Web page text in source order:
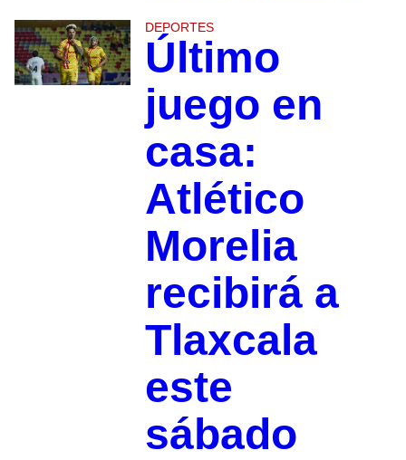
DEPORTES
Último
juego en
casa:
Atlético
Morelia
recibirá a
Tlaxcala
este
sábado